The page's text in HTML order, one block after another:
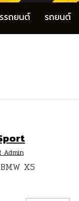
รถยนต์ รถยนต์
Admin
X5